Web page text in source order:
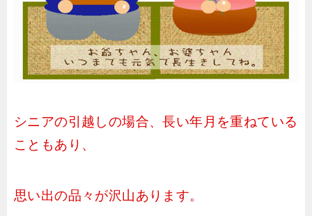
シニアの引越しの場合、長い年月を重ねている
こともあり、
思い出の品々が沢山あります。